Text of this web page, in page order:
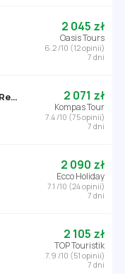
2 045 zł
Oasis Tours
6.2 /10 (12 opinii)
7 dni
Mersoy Exclusive Aqua Resort
2 071 zł
Kompas Tour
7.4 /10 (75 opinii)
7 dni
2 090 zł
Ecco Holiday
7.1 /10 (24 opinii)
7 dni
2 105 zł
TOP Touristik
7.9 /10 (51 opinii)
7 dni